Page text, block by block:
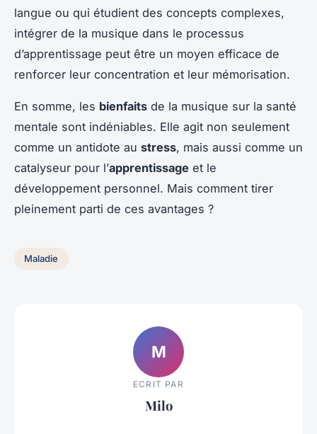
langue ou qui étudient des concepts complexes,
intégrer de la musique dans le processus
d’apprentissage peut être un moyen efficace de
renforcer leur concentration et leur mémorisation.
En somme, les bienfaits de la musique sur la santé
mentale sont indéniables. Elle agit non seulement
comme un antidote au stress, mais aussi comme un
catalyseur pour l’apprentissage et le
développement personnel. Mais comment tirer
pleinement parti de ces avantages ?
Maladie
M
ECRIT PAR
Milo